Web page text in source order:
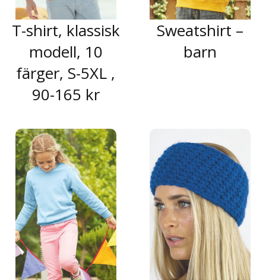
T-shirt, klassisk
modell, 10
färger, S-5XL ,
90-165 kr
Sweatshirt –
barn